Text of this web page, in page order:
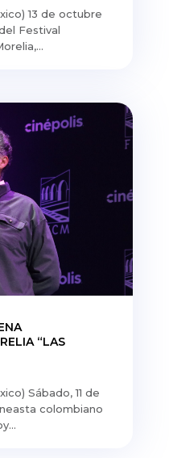
13 de octubre
Festival
“LAS
Sábado, 11 de
colombiano